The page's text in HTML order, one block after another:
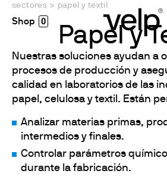
0
sectores > papel y textil
Papel y
Nuestras soluciones ayudan a
procesos de producción y
calidad en laboratorios de las
papel, celulosa y textil. Están
Analizar materias primas,
intermedios y finales.
Controlar parámetros
durante la fabricación.